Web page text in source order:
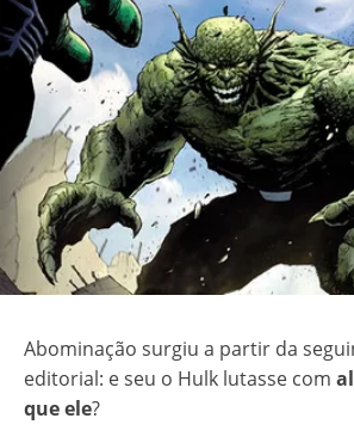
Abominação surgiu a partir da
editorial: e seu o Hulk lutasse com
que ele?